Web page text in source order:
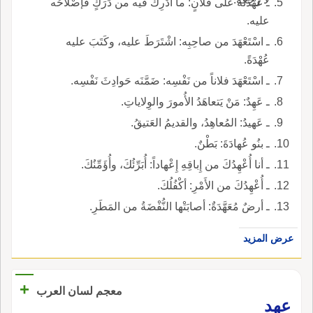
عليه.
ـ اسْتَعْهَدَ من صاحِبِه: اشْتَرَطَ عليه، وكَتَبَ عليه
عُهْدَةً.
ـ اسْتَعْهَدَ فلاناً من نَفْسِه: ضَمَّنَه حَوادِثَ نَفْسِه.
ـ عَهِدٌ: مَنْ يَتعاهَدُ الأُمورَ والوِلاياتِ.
ـ عَهيدُ: المُعاهِدُ، والقديمُ العَتيقُ.
ـ بنُو عُهادَةَ: بَطْنٌ.
ـ أنا أُعْهِدُكَ من إِباقِهِ إِعْهاداً: أُبَرِّئُكَ، وأُؤَمِّنُكَ.
ـ أُعْهِدُكَ من الأَمْرِ: أكْفُلُكَ.
ـ أرضٌ مُعَهَّدَةٌ: أصابَتْها النُّفْضَةُ من المَطَرِ.
عرض المزيد
معجم لسان العرب
+
عهد